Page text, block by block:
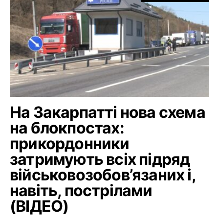
На Закарпатті нова схема
на блокпостах:
прикордонники
затримують всіх підряд
військовозобов’язаних і,
навіть, пострілами
(ВІДЕО)